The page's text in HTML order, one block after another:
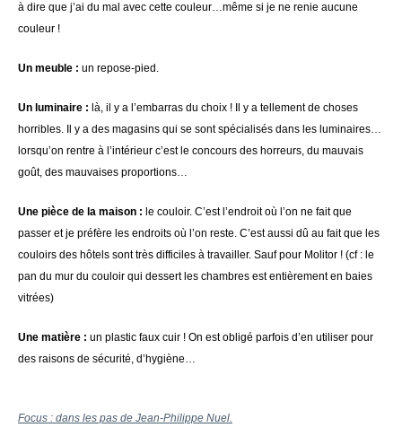
à dire que j’ai du mal avec cette couleur…même si je ne renie aucune
couleur !
Un meuble : un repose-pied.
Un luminaire : là, il y a l’embarras du choix ! Il y a tellement de choses
horribles. Il y a des magasins qui se sont spécialisés dans les luminaires…
lorsqu’on rentre à l’intérieur c’est le concours des horreurs, du mauvais
goût, des mauvaises proportions…
Une pièce de la maison : le couloir. C’est l’endroit où l’on ne fait que
passer et je préfère les endroits où l’on reste. C’est aussi dû au fait que les
couloirs des hôtels sont très difficiles à travailler. Sauf pour Molitor ! (cf : le
pan du mur du couloir qui dessert les chambres est entièrement en baies
vitrées)
Une matière : un plastic faux cuir ! On est obligé parfois d’en utiliser pour
des raisons de sécurité, d’hygiène…
Focus : dans les pas de Jean-Philippe Nuel.